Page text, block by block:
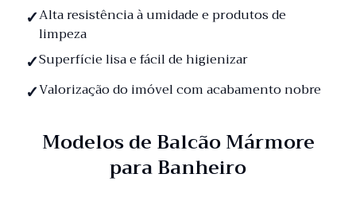
Alta resistência à umidade e produtos de
limpeza
Superfície lisa e fácil de higienizar
Valorização do imóvel com acabamento nobre
Modelos de Balcão Mármore
para Banheiro